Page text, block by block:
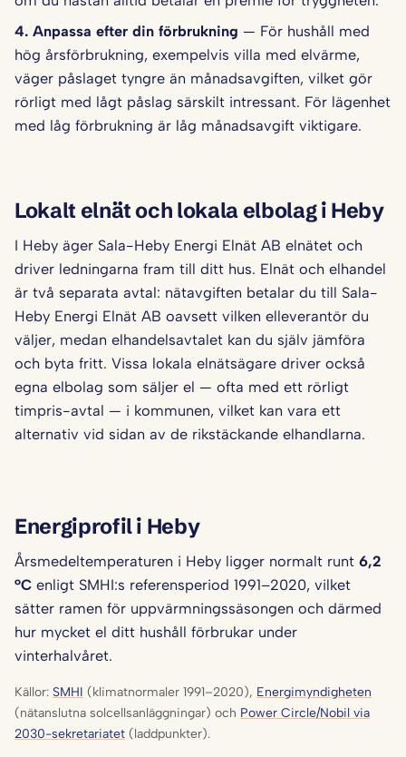
4. Anpassa efter din förbrukning — För hushåll med
hög årsförbrukning, exempelvis villa med elvärme,
väger påslaget tyngre än månadsavgiften, vilket gör
rörligt med lågt påslag särskilt intressant. För lägenhet
med låg förbrukning är låg månadsavgift viktigare.
Lokalt elnät och lokala elbolag i Heby
I Heby äger Sala-Heby Energi Elnät AB elnätet och
driver ledningarna fram till ditt hus. Elnät och elhandel
är två separata avtal: nätavgiften betalar du till Sala-
Heby Energi Elnät AB oavsett vilken elleverantör du
väljer, medan elhandelsavtalet kan du själv jämföra
och byta fritt. Vissa lokala elnätsägare driver också
egna elbolag som säljer el — ofta med ett rörligt
timpris-avtal — i kommunen, vilket kan vara ett
alternativ vid sidan av de rikstäckande elhandlarna.
Energiprofil i Heby
Årsmedeltemperaturen i Heby ligger normalt runt 6,2
°C enligt SMHI:s referensperiod 1991–2020, vilket
sätter ramen för uppvärmningssäsongen och därmed
hur mycket el ditt hushåll förbrukar under
vinterhalvåret.
Källor: SMHI (klimatnormaler 1991–2020), Energimyndigheten
(nätanslutna solcellsanläggningar) och Power Circle/Nobil via
2030-sekretariatet (laddpunkter).